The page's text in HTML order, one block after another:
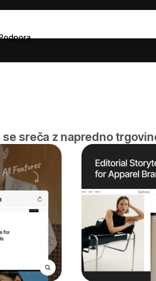
sreča z napredno